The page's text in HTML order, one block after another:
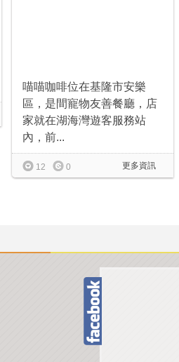
喵喵咖啡位在基隆市安樂
區，是間寵物友善餐廳，店
家就在湖海灣遊客服務站
內，前...
更多資訊
12 0